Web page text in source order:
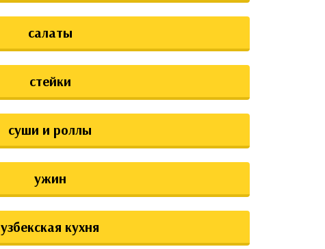
салаты
стейки
суши и роллы
ужин
узбекская кухня